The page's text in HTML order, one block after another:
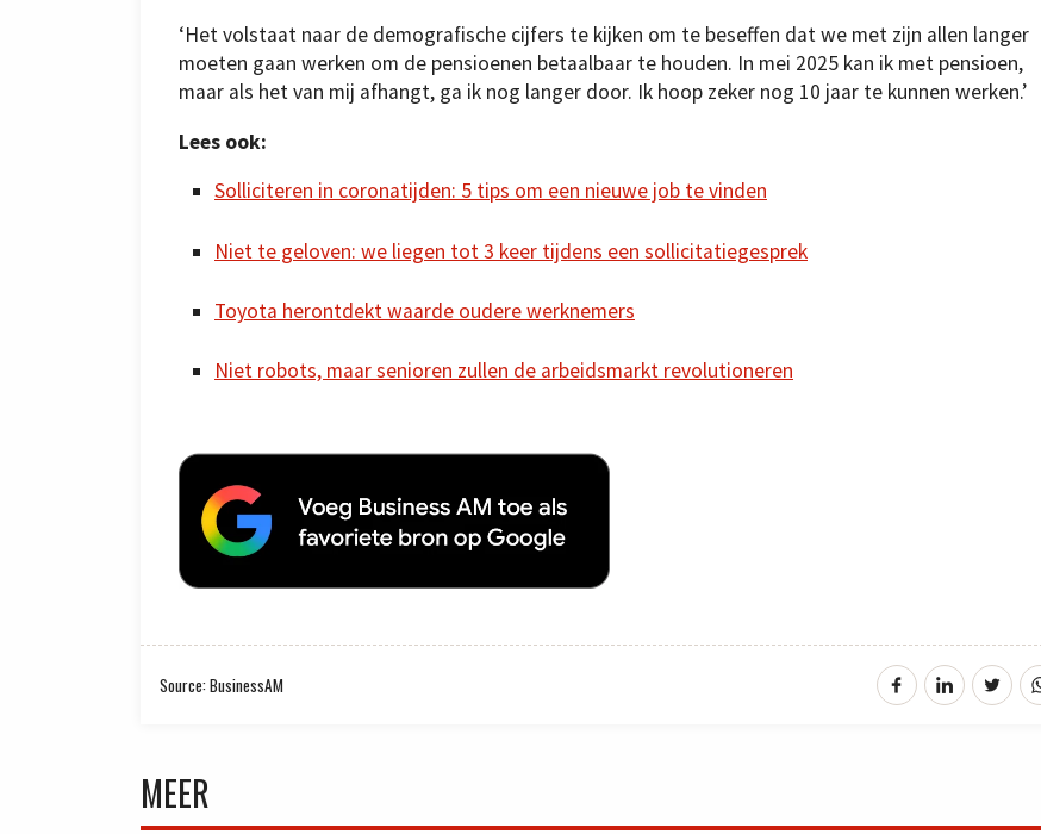
‘Het volstaat naar de demografische cijfers te kijken om te beseffen dat we met zijn allen langer
moeten gaan werken om de pensioenen betaalbaar te houden. In mei 2025 kan ik met pensioen,
maar als het van mij afhangt, ga ik nog langer door. Ik hoop zeker nog 10 jaar te kunnen werken.’
Lees ook:
Solliciteren in coronatijden: 5 tips om een nieuwe job te vinden
Niet te geloven: we liegen tot 3 keer tijdens een sollicitatiegesprek
Toyota herontdekt waarde oudere werknemers
Niet robots, maar senioren zullen de arbeidsmarkt revolutioneren
Source: BusinessAM
MEER